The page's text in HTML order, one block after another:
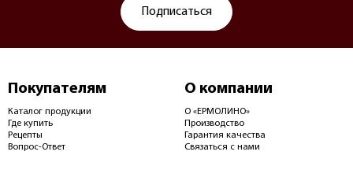
Подписаться
Покупателям
Каталог продукции
Где купить
Рецепты
Вопрос-Ответ
О компании
О «ЕРМОЛИНО»
Производство
Гарантия качества
Связаться с нами